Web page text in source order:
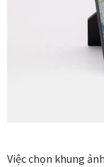
Thanh toán
Việc chọn khung